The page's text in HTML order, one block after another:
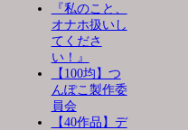
『私のこと、
オナホ扱いし
てくださ
い！』
【100均】つ
んぽこ製作委
員会
【40作品】デ